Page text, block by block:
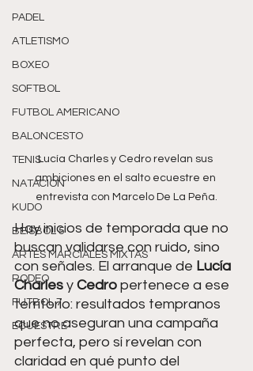
PADEL
ATLETISMO
BOXEO
SOFTBOL
FUTBOL AMERICANO
BALONCESTO
TENIS
NATACIÓN
KUDO
BEISBOL 5
ARTES MARCIALES MIXTAS
RODEO
FUTBOL 7
ECUESTRE
Lucía Charles y Cedro revelan sus
ambiciones en el salto ecuestre en
entrevista con Marcelo De La Peña.
Hay inicios de temporada que no
buscan validarse con ruido, sino
con señales. El arranque de Lucía
Charles y Cedro pertenece a ese
territorio: resultados tempranos
que no aseguran una campaña
perfecta, pero sí revelan con
claridad en qué punto del